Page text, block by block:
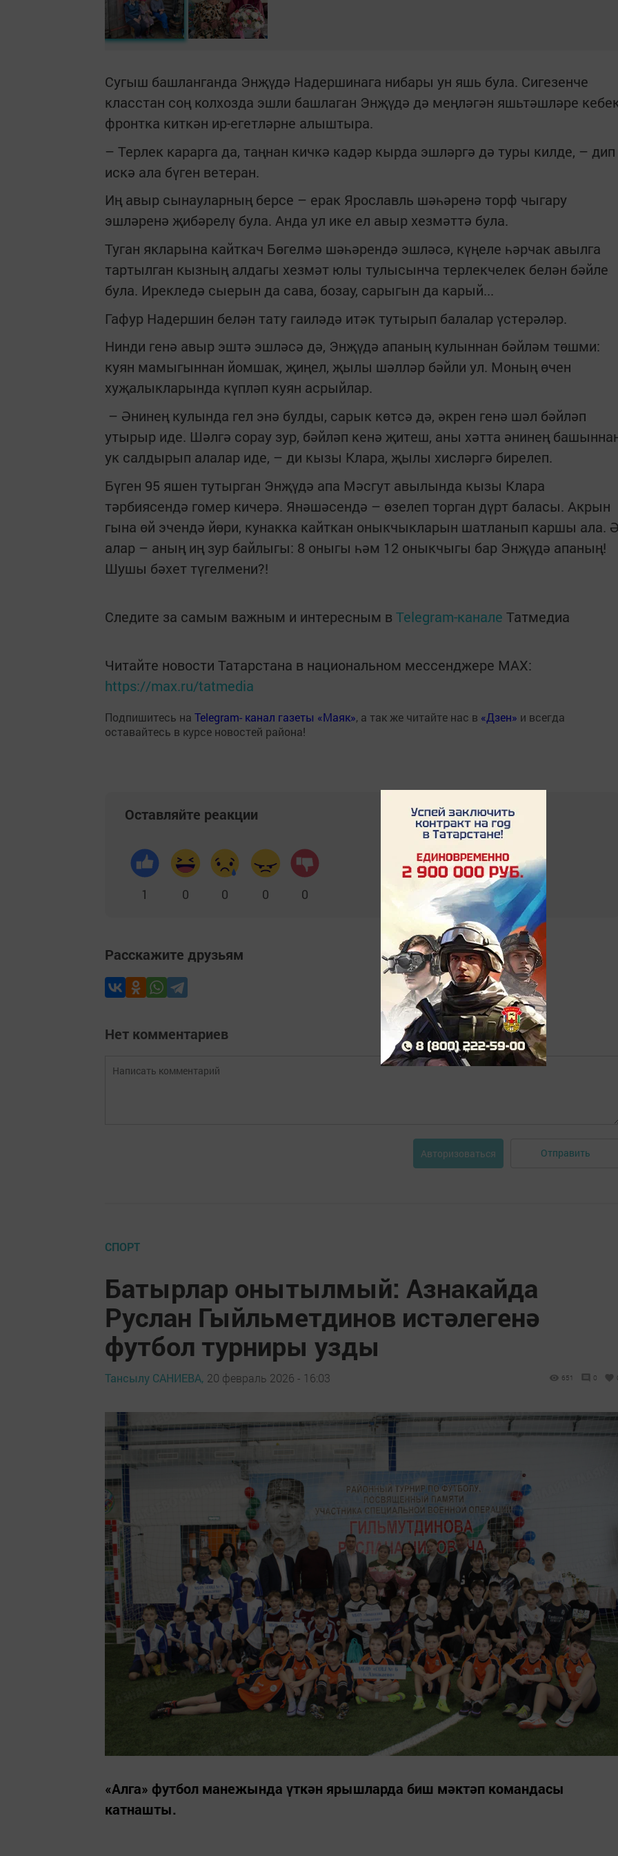
Сугыш башланганда Энҗүдә Надершинага нибары ун яшь була. Сигезенче
класстан соң колхозда эшли башлаган Энҗүдә дә меңләгән яшьтәшләре
фронтка киткән ир-егетләрне алыштыра.
– Терлек карарга да, таңнан кичкә кадәр кырда эшләргә дә туры килде, – дип
искә ала бүген ветеран.
Иң авыр сынауларның берсе – ерак Ярославль шәһәренә торф чыгару
эшләренә җибәрелү була. Анда ул ике ел авыр хезмәттә була.
Туган якларына кайткач Бөгелмә шәһәрендә эшләсә, күңеле һәрчак авылга
тартылган кызның алдагы хезмәт юлы тулысынча терлекчелек белән бәйле
була. Ирекледә сыерын да сава, бозау, сарыгын да карый...
Гафур Надершин белән тату гаиләдә итәк тутырып балалар үстерәләр.
Нинди генә авыр эштә эшләсә дә, Энҗүдә апаның кулыннан бәйләм төшми:
куян мамыгыннан йомшак, җиңел, җылы шәлләр бәйли ул. Моның өчен
хуҗалыкларында күпләп куян асрыйлар.
– Әнинең кулында гел энә булды, сарык көтсә дә, әкрен генә шәл бәйләп
утырыр иде. Шәлгә сорау зур, бәйләп кенә җитеш, аны хәтта әнинең
ук салдырып алалар иде, – ди кызы Клара, җылы хисләргә бирелеп.
Бүген 95 яшен тутырган Энҗүдә апа Мәсгут авылында кызы Клара
тәрбиясендә гомер кичерә. Янәшәсендә – өзелеп торган дүрт баласы. Акрын
гына өй эчендә йөри, кунакка кайткан оныкчыкларын шатланып каршы ала.
алар – аның иң зур байлыгы: 8 оныгы һәм 12 оныкчыгы бар Энҗүдә апаның!
Шушы бәхет түгелмени?!
Следите за самым важным и интересным в Telegram-канале Татмедиа
Читайте новости Татарстана в национальном мессенджере MАХ:
https://max.ru/tatmedia
Подпишитесь на Telegram- канал газеты «Маяк», а так же читайте нас в «Дзен» и всегда
оставайтесь в курсе новостей района!
Оставляйте реакции
1 0 0 0 0
Расскажите друзьям
Нет комментариев
Авторизоваться Отправить
СПОРТ
Батырлар онытылмый: Азнакайда
Руслан Гыйльметдинов истәлегенә
футбол турниры узды
Тансылу САНИЕВА, 20 февраль 2026 - 16:03 651 0
«Алга» футбол манежында үткән ярышларда биш мәктәп командасы
катнашты.